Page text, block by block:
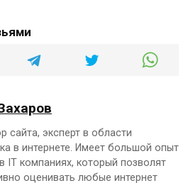
сайта, эксперт в области
в интернете. Имеет большой опыт
IT компаниях, который позволят
оценивать любые интернет